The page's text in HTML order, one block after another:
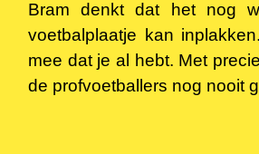
Bram denkt dat het nog
voetbalplaatje kan
mee dat je al hebt. Met
de profvoetballers nog nooit